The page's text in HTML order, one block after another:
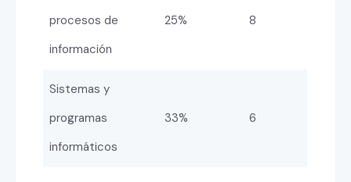
procesos de
información
25% 8
Sistemas y
programas
informáticos
33% 6